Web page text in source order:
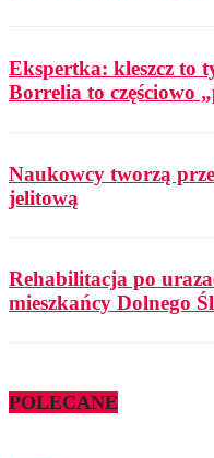
Ekspertka: kleszcz to
Borrelia to częściowo
Naukowcy tworzą
jelitową
Rehabilitacja po
mieszkańcy Dolnego
POLECANE